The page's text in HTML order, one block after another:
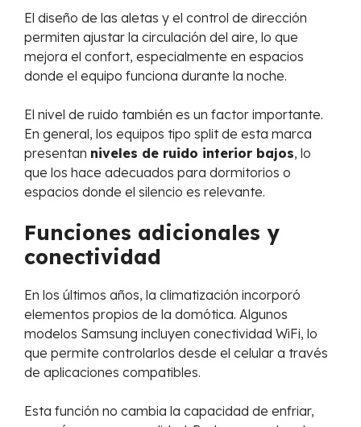
El diseño de las aletas y el control de dirección
permiten ajustar la circulación del aire, lo que
mejora el confort, especialmente en espacios
donde el equipo funciona durante la noche.
El nivel de ruido también es un factor importante.
En general, los equipos tipo split de esta marca
presentan niveles de ruido interior bajos, lo
que los hace adecuados para dormitorios o
espacios donde el silencio es relevante.
Funciones adicionales y
conectividad
En los últimos años, la climatización incorporó
elementos propios de la domótica. Algunos
modelos Samsung incluyen conectividad WiFi, lo
que permite controlarlos desde el celular a través
de aplicaciones compatibles.
Esta función no cambia la capacidad de enfriar,